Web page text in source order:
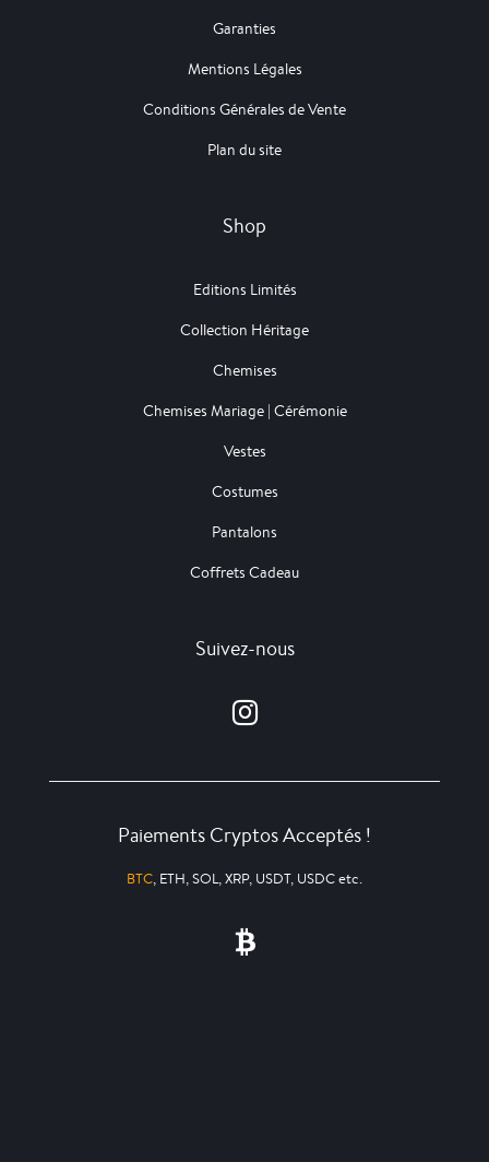
Garanties
Mentions Légales
Conditions Générales de Vente
Plan du site
Shop
Editions Limités
Collection Héritage
Chemises
Chemises Mariage | Cérémonie
Vestes
Costumes
Pantalons
Coffrets Cadeau
Suivez-nous
Paiements Cryptos Acceptés !
BTC, ETH, SOL, XRP, USDT, USDC etc.